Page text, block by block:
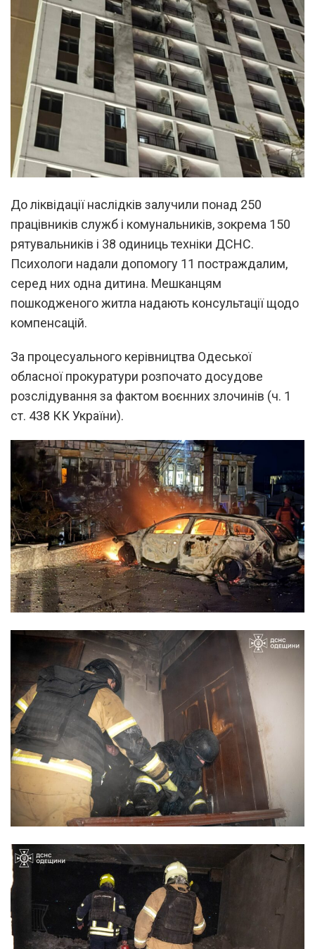
До ліквідації наслідків залучили понад 250
працівників служб і комунальників, зокрема 150
рятувальників і 38 одиниць техніки ДСНС.
Психологи надали допомогу 11 постраждалим,
серед них одна дитина. Мешканцям
пошкодженого житла надають консультації щодо
компенсацій.
За процесуального керівництва Одеської
обласної прокуратури розпочато досудове
розслідування за фактом воєнних злочинів (ч. 1
ст. 438 КК України).